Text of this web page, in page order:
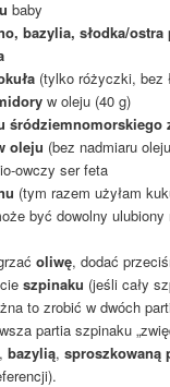
baby
bazylia, słodka/ostra
(tylko różyczki, bez
w oleju (40 g)
śródziemnomorskiego
oleju (bez nadmiaru
owczy ser feta
(tym razem użyłam
być dowolny ulubiony
oliwę, dodać
szpinaku (jeśli cały
to zrobić w dwóch
partia szpinaku
, bazylią, sproszkowaną